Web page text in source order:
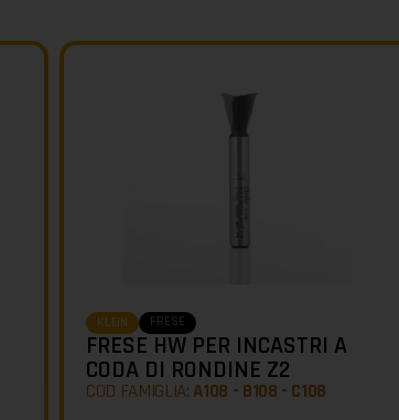
KLEIN FRESE
FRESE HW PER INCASTRI A
CODA DI RONDINE Z2
COD FAMIGLIA:A108 - B108 - C108